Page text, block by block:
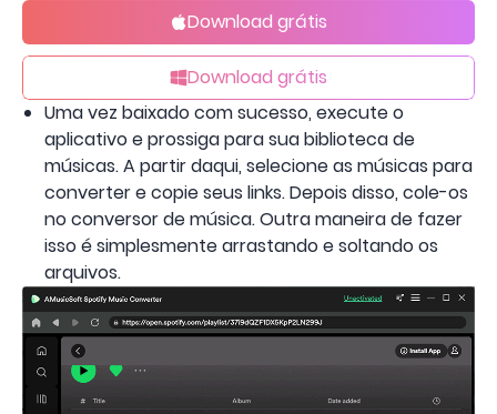
Download grátis
Download grátis
Uma vez baixado com sucesso, execute o
aplicativo e prossiga para sua biblioteca de
músicas. A partir daqui, selecione as músicas para
converter e copie seus links. Depois disso, cole-os
no conversor de música. Outra maneira de fazer
isso é simplesmente arrastando e soltando os
arquivos.